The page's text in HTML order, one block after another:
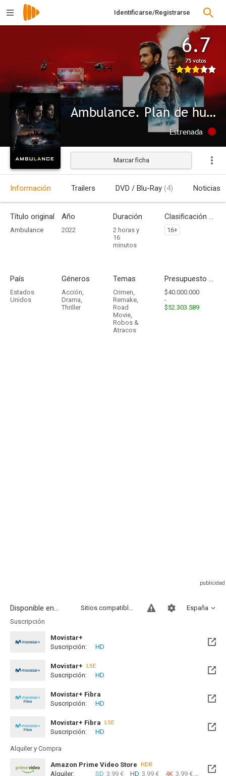
Identificarse/Registrarse
6.7
75 votos
Ambulance. Plan de huida
Estrenada
Marcar ficha
Información Trailers DVD / Blu-Ray (4) Noticias
Título original
Ambulance
Año
2022
Duración
2 horas y
16
minutos
Clasificación por edades
16+
País
Estados
Unidos
Géneros
Acción,
Drama,
Thriller
Temas
Crimen,
Remake,
Road
Movie,
Robos &
Atracos
Presupuesto - Ingresos
$40.000.000
-
$52.303.589
Disponible en... España
Sitios compatibles
Suscripción
Movistar+
Disponible hasta el Lun, 30 Nov 2026 (Quedan 3 meses)
Suscripción: HD
Movistar+
LSE
Disponible hasta el Lun, 30 Nov 2026 (Quedan 3 meses)
Suscripción: HD
Movistar+ Fibra
Disponible hasta el Lun, 30 Nov 2026 (Quedan 3 meses)
Suscripción: HD
Movistar+ Fibra
LSE
Disponible hasta el Lun, 30 Nov 2026 (Quedan 3 meses)
Suscripción: HD
Alquiler y Compra
Amazon Prime Video Store HDR
Alquiler: SD 3.99 € HD 3.99 € 4K 3.99 €